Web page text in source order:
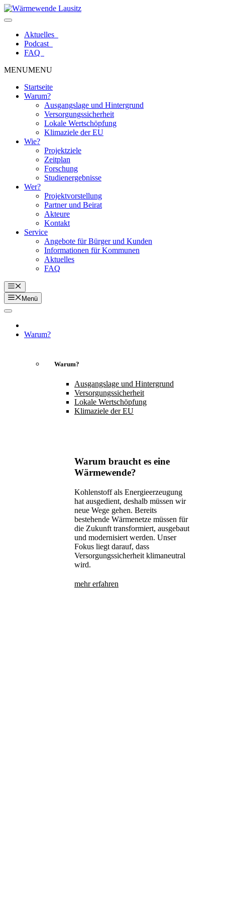
Zum
Inhalt
Aktuelles
Podcast
FAQ
MENUMENU
Startseite
Warum?
Ausgangslage und Hintergrund
Versorgungssicherheit
Lokale Wertschöpfung
Klimaziele der EU
Wie?
Projektziele
Zeitplan
Forschung
Studienergebnisse
Wer?
Projektvorstellung
Partner und Beirat
Akteure
Kontakt
Service
Angebote für Bürger und Kunden
Informationen für Kommunen
Aktuelles
FAQ
Menü
Menü
Warum?
Warum?
Ausgangslage und Hintergrund
Versorgungssicherheit
Lokale Wertschöpfung
Klimaziele der EU
Warum braucht es eine
Wärmewende?
Kohlenstoff als Energieerzeugung
hat ausgedient, deshalb müssen wir
neue Wege gehen. Bereits
bestehende Wärmenetze müssen für
die Zukunft transformiert, ausgebaut
und modernisiert werden. Unser
Fokus liegt darauf, dass
Versorgungssicherheit klimaneutral
wird.
mehr erfahren